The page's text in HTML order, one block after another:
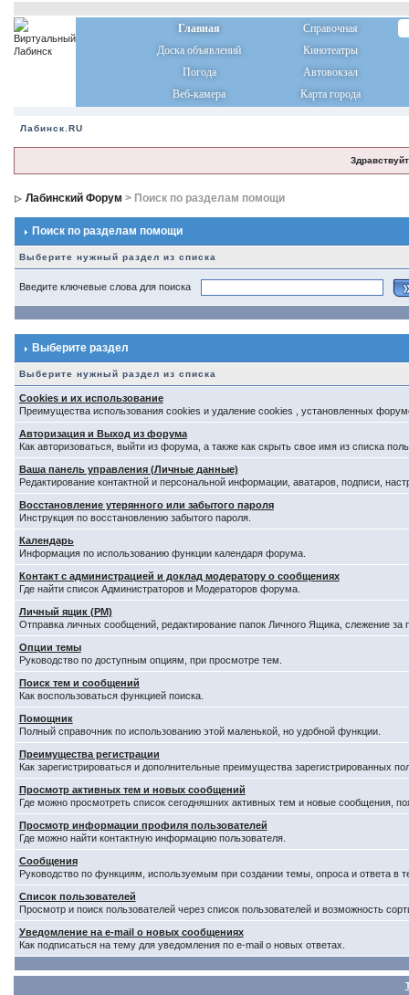
Главная
Справочная
Доска объявлений
Кинотеатры
Погода
Автовокзал
Веб-камера
Карта города
Лабинск.RU
Лабинский Форум > Поиск по разделам помощи
Поиск по разделам помощи
Выберите нужный раздел из списка
Введите ключевые слова для поиска
Выберите раздел
Выберите нужный раздел из списка
Cookies и их использование
Преимущества использования cookies и удаление cookies , установленных
Авторизация и Выход из форума
Как авторизоваться, выйти из форума, а также как скрыть свое имя из списка
Ваша панель управления (Личные данные)
Редактирование контактной и персональной информации, аватаров, подписи,
Восстановление утерянного или забытого пароля
Инструкция по восстановлению забытого пароля.
Календарь
Информация по использованию функции календаря форума.
Контакт с администрацией и доклад модератору о сообщениях
Где найти список Администраторов и Модераторов форума.
Личный ящик (PM)
Отправка личных сообщений, редактирование папок Личного Ящика, слежение
Опции темы
Руководство по доступным опциям, при просмотре тем.
Поиск тем и сообщений
Как воспользоваться функцией поиска.
Помощник
Полный справочник по использованию этой маленькой, но удобной функции.
Преимущества регистрации
Как зарегистрироваться и дополнительные преимущества зарегистрированных
Просмотр активных тем и новых сообщений
Где можно просмотреть список сегодняшних активных тем и новые сообщения,
Просмотр информации профиля пользователей
Где можно найти контактную информацию пользователя.
Сообщения
Руководство по функциям, используемым при создании темы, опроса и ответа в
Список пользователей
Просмотр и поиск пользователей через список пользователей и возможность
Уведомление на e-mail о новых сообщениях
Как подписаться на тему для уведомления по e-mail о новых ответах.